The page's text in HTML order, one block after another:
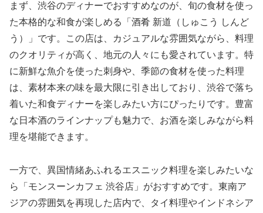
まず、渋谷のディナーでおすすめなのが、旬の食材を使っ
た本格的な和食が楽しめる「酒肴 新道（しゅこう しんど
う）」です。この店は、カジュアルな雰囲気ながら、料理
のクオリティが高く、地元の人々にも愛されています。特
に新鮮な魚介を使った刺身や、季節の食材を使った料理
は、素材本来の味を最大限に引き出しており、渋谷で落ち
着いた和食ディナーを楽しみたい方にぴったりです。豊富
な日本酒のラインナップも魅力で、お酒を楽しみながら料
理を堪能できます。
一方で、異国情緒あふれるエスニック料理を楽しみたいな
ら「モンスーンカフェ 渋谷店」がおすすめです。東南ア
ジアの雰囲気を再現した店内で、タイ料理やインドネシア